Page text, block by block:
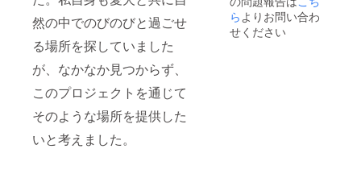
然の中でのびのびと過ごせ
る場所を探していました
が、なかなか見つからず、
このプロジェクトを通じて
そのような場所を提供した
いと考えました。
らよりお問い合わ
せください